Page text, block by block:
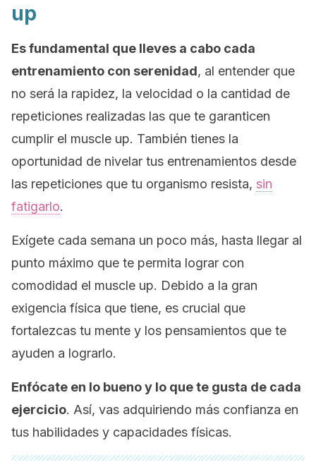
up
Es fundamental que lleves a cabo cada
entrenamiento con serenidad, al entender que
no será la rapidez, la velocidad o la cantidad de
repeticiones realizadas las que te garanticen
cumplir el muscle up. También tienes la
oportunidad de nivelar tus entrenamientos desde
las repeticiones que tu organismo resista, sin
fatigarlo.
Exígete cada semana un poco más, hasta llegar al
punto máximo que te permita lograr con
comodidad el muscle up. Debido a la gran
exigencia física que tiene, es crucial que
fortalezcas tu mente y los pensamientos que te
ayuden a lograrlo.
Enfócate en lo bueno y lo que te gusta de cada
ejercicio. Así, vas adquiriendo más confianza en
tus habilidades y capacidades físicas.